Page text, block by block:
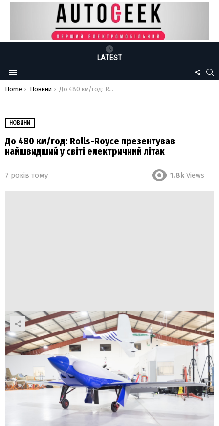
LATEST
Menu
US
You are here:
Home Новини До 480 км/год: Rolls-Royce презентував найшвидший у світі електричний літак
НОВИНИ
До 480 км/год: Rolls-Royce презентував
найшвидший у світі електричний літак
7 років тому 1.8k Views